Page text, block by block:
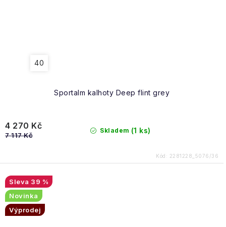
Sportalm kalhoty Deep flint grey
40
Skladem (1 ks)
4 270 Kč
7 117 Kč
Kód: 2281228_5076/36
39 %
Novinka
Výprodej